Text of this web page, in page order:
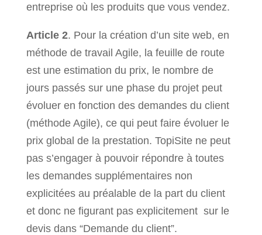
entreprise où les produits que vous vendez.
Article 2. Pour la création d’un site web, en
méthode de travail Agile, la feuille de route
est une estimation du prix, le nombre de
jours passés sur une phase du projet peut
évoluer en fonction des demandes du client
(méthode Agile), ce qui peut faire évoluer le
prix global de la prestation. TopiSite ne peut
pas s’engager à pouvoir répondre à toutes
les demandes supplémentaires non
explicitées au préalable de la part du client
et donc ne figurant pas explicitement sur le
devis dans “Demande du client”.